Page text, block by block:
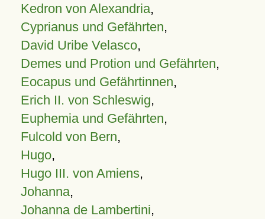
Kedron von Alexandria,
Cyprianus und Gefährten,
David Uribe Velasco,
Demes und Protion und Gefährten,
Eocapus und Gefährtinnen,
Erich II. von Schleswig,
Euphemia und Gefährten,
Fulcold von Bern,
Hugo,
Hugo III. von Amiens,
Johanna,
Johanna de Lambertini,